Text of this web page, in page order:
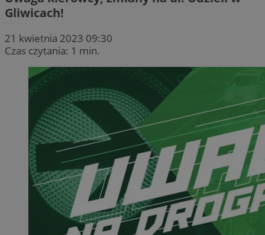
Gliwicach!
21 kwietnia 2023 09:30
Czas czytania: 1 min.